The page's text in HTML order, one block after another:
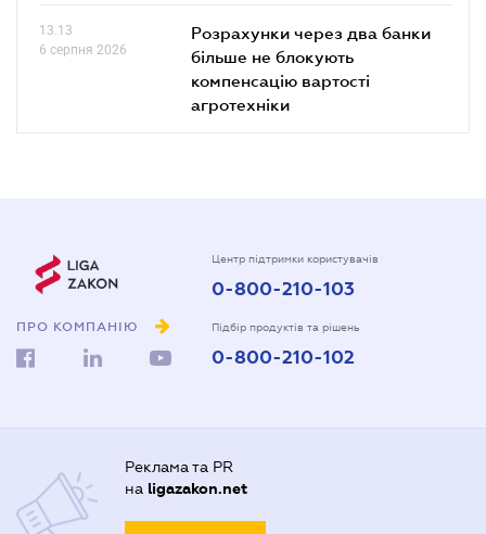
13.13
6 серпня 2026
Розрахунки через два банки
більше не блокують
компенсацію вартості
агротехніки
ПРО КОМПАНІЮ
Центр підтримки користувачів
0-800-210-103
Підбір продуктів та рішень
0-800-210-102
Реклама та PR
на ligazakon.net